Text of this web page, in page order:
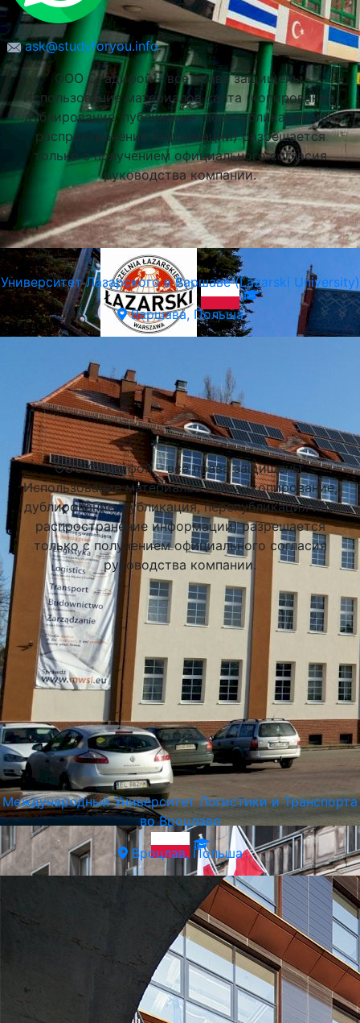
Краковский Экономический Университет
(Экономический Университет в Кракове)
Краков, Польша
Ягеллонский Университет в Кракове
Краков, Польша
Университет Лазарского в Варшаве (Lazarski University)
Варшава, Польша
Международный Университет Логистики и Транспорта
во Вроцлаве
Вроцлав, Польша
ask@studyforyou.info
ООО Стадифой – все права защищены.
Использование материалов сайта (копирование,
дублирование, публикация, перепубликация или
распространение информации) разрешается
только с получением официального согласия
руководства компании.
Подобрать университет
ООО Стадифой – все права защищены.
Использование материалов сайта (копирование,
дублирование, публикация, перепубликация или
распространение информации) разрешается
только с получением официального согласия
руководства компании.